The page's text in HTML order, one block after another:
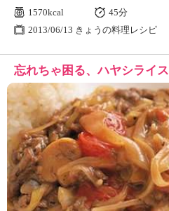
1570kcal
45分
2013/06/13 きょうの料理レシピ
忘れちゃ困る、ハヤシライス